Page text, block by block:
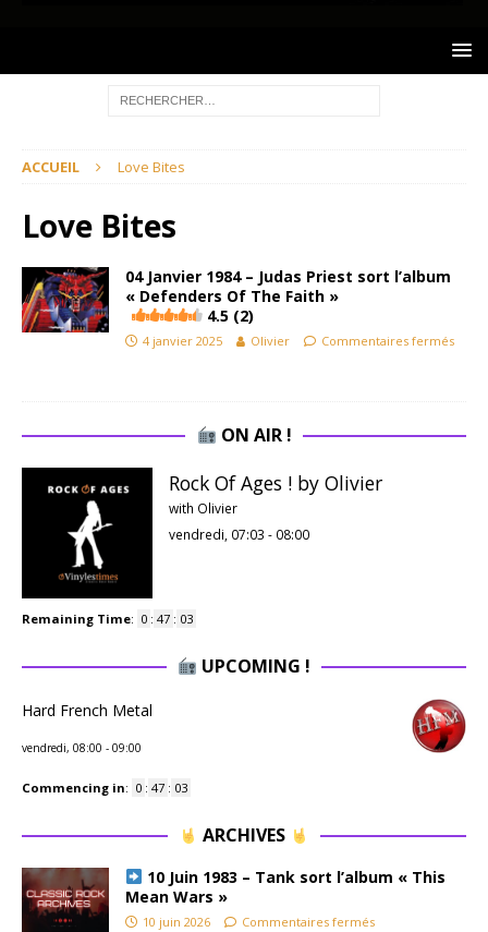
ACCUEIL Love Bites
Love Bites
04 Janvier 1984 – Judas Priest sort l’album
« Defenders Of The Faith »
4.5 (2)
4 janvier 2025 Olivier Commentaires fermés
ON AIR !
Rock Of Ages ! by Olivier
with Olivier
vendredi, 07:03 - 08:00
Remaining Time: 0 : 47 : 03
UPCOMING !
Hard French Metal
vendredi, 08:00 - 09:00
Commencing in: 0 : 47 : 03
ARCHIVES
10 Juin 1983 – Tank sort l’album « This
Mean Wars »
10 juin 2026 Commentaires fermés